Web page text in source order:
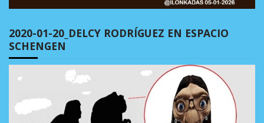
2020-01-20_DELCY RODRÍGUEZ EN ESPACIO
SCHENGEN